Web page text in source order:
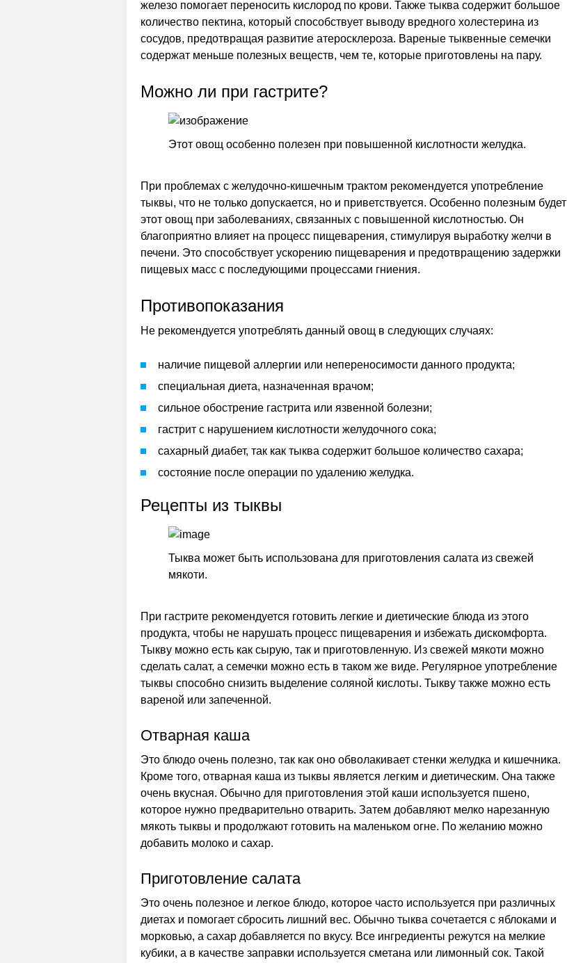
железо помогает переносить кислород по крови. Также тыква содержит большое
количество пектина, который способствует выводу вредного холестерина из
сосудов, предотвращая развитие атеросклероза. Вареные тыквенные семечки
содержат меньше полезных веществ, чем те, которые приготовлены на пару.
Можно ли при гастрите?
Этот овощ особенно полезен при повышенной кислотности желудка.
При проблемах с желудочно-кишечным трактом рекомендуется употребление
тыквы, что не только допускается, но и приветствуется. Особенно полезным будет
этот овощ при заболеваниях, связанных с повышенной кислотностью. Он
благоприятно влияет на процесс пищеварения, стимулируя выработку желчи в
печени. Это способствует ускорению пищеварения и предотвращению задержки
пищевых масс с последующими процессами гниения.
Противопоказания
Не рекомендуется употреблять данный овощ в следующих случаях:
наличие пищевой аллергии или непереносимости данного продукта;
специальная диета, назначенная врачом;
сильное обострение гастрита или язвенной болезни;
гастрит с нарушением кислотности желудочного сока;
сахарный диабет, так как тыква содержит большое количество сахара;
состояние после операции по удалению желудка.
Рецепты из тыквы
Тыква может быть использована для приготовления салата из свежей
мякоти.
При гастрите рекомендуется готовить легкие и диетические блюда из этого
продукта, чтобы не нарушать процесс пищеварения и избежать дискомфорта.
Тыкву можно есть как сырую, так и приготовленную. Из свежей мякоти можно
сделать салат, а семечки можно есть в таком же виде. Регулярное употребление
тыквы способно снизить выделение соляной кислоты. Тыкву также можно есть
вареной или запеченной.
Отварная каша
Это блюдо очень полезно, так как оно обволакивает стенки желудка и кишечника.
Кроме того, отварная каша из тыквы является легким и диетическим. Она также
очень вкусная. Обычно для приготовления этой каши используется пшено,
которое нужно предварительно отварить. Затем добавляют мелко нарезанную
мякоть тыквы и продолжают готовить на маленьком огне. По желанию можно
добавить молоко и сахар.
Приготовление салата
Это очень полезное и легкое блюдо, которое часто используется при различных
диетах и помогает сбросить лишний вес. Обычно тыква сочетается с яблоками и
морковью, а сахар добавляется по вкусу. Все ингредиенты режутся на мелкие
кубики, а в качестве заправки используется сметана или лимонный сок. Такой